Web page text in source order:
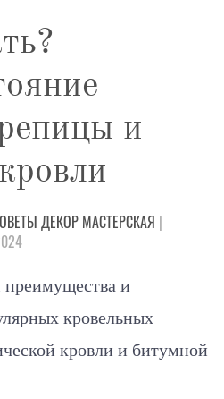
и
ДЕКОР МАСТЕРСКАЯ |
преимущества и
кровельных
кровли и битумной